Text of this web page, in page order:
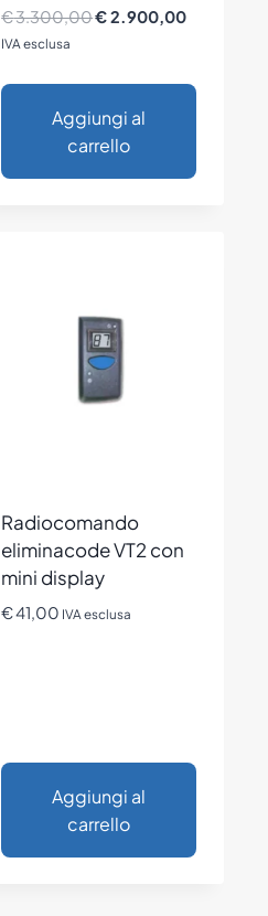
€3.300,00Il
€ 3.300,00.
€2.900,00Il
è:
IVA esclusa
Aggiungi al
carrello
Radiocomando
eliminacode VT2 con
mini display
€41,00 IVA esclusa
Aggiungi al
carrello